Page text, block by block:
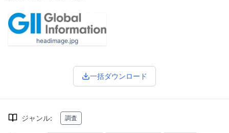
headimage.jpg
一括ダウンロード
ジャンル: 調査